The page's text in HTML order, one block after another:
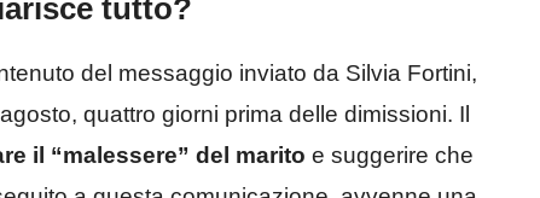
tutto?
del messaggio inviato da Silvia Fortini,
quattro giorni prima delle dimissioni. Il
il “malessere” del marito e suggerire che